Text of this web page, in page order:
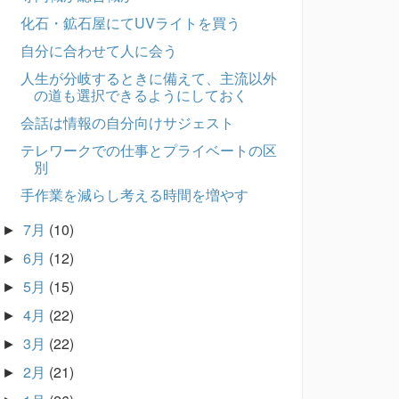
化石・鉱石屋にてUVライトを買う
自分に合わせて人に会う
人生が分岐するときに備えて、主流以外
の道も選択できるようにしておく
会話は情報の自分向けサジェスト
テレワークでの仕事とプライベートの区
別
手作業を減らし考える時間を増やす
► 7月 (10)
► 6月 (12)
► 5月 (15)
► 4月 (22)
► 3月 (22)
► 2月 (21)